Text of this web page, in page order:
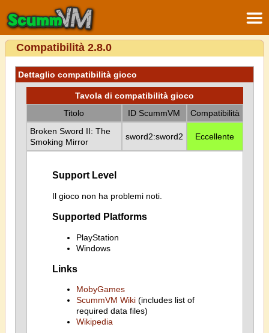
Compatibilità 2.8.0
Dettaglio compatibilità gioco
Tavola di compatibilità gioco
Titolo
ID ScummVM
Compatibilità
Broken Sword II: The
Smoking Mirror
sword2:sword2 Eccellente
Support Level
Il gioco non ha problemi noti.
Supported Platforms
PlayStation
Windows
Links
MobyGames
ScummVM Wiki(includes list of
required data files)
Wikipedia